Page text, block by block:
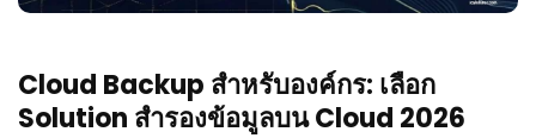
Cloud Backup สำหรับองค์กร: เลือก
Solution สำรองข้อมูลบน Cloud 2026